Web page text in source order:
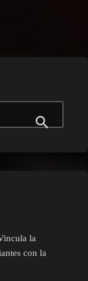
la
con la